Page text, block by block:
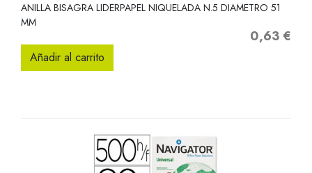
ANILLA BISAGRA LIDERPAPEL NIQUELADA N.5 DIAMETRO 51
MM
Precio
0,63 €
Añadir al carrito